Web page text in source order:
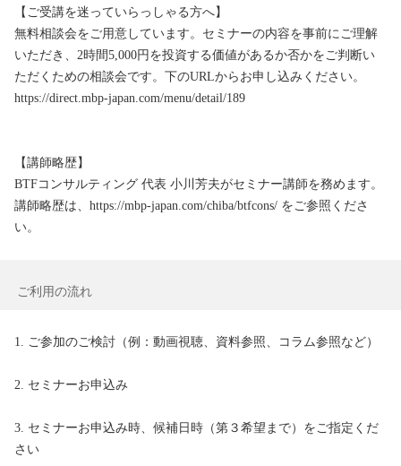
【ご受講を迷っていらっしゃる方へ】
無料相談会をご用意しています。セミナーの内容を事前にご理解
いただき、2時間5,000円を投資する価値があるか否かをご判断い
ただくための相談会です。下のURLからお申し込みください。
https://direct.mbp-japan.com/menu/detail/189
【講師略歴】
BTFコンサルティング 代表 小川芳夫がセミナー講師を務めます。
講師略歴は、https://mbp-japan.com/chiba/btfcons/ をご参照くださ
い。
ご利用の流れ
1. ご参加のご検討（例：動画視聴、資料参照、コラム参照など）
2. セミナーお申込み
3. セミナーお申込み時、候補日時（第３希望まで）をご指定くだ
さい